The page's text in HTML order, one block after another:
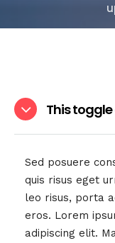
This
Sed posuere
quis risus eget
leo risus, porta
eros. Lorem
adipiscing elit.